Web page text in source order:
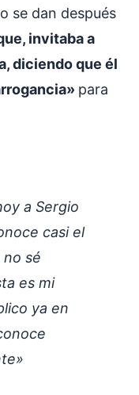
se dan después
invitaba a
diciendo que él
para
a Sergio
casi el
no sé
es mi
ya en